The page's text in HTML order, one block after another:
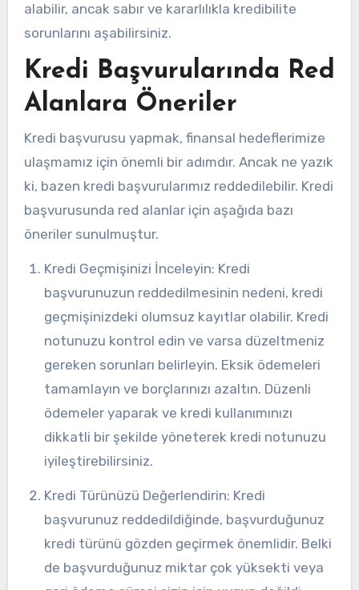
alabilir, ancak sabır ve kararlılıkla kredibilite
sorunlarını aşabilirsiniz.
Kredi Başvurularında Red
Alanlara Öneriler
Kredi başvurusu yapmak, finansal hedeflerimize
ulaşmamız için önemli bir adımdır. Ancak ne yazık
ki, bazen kredi başvurularımız reddedilebilir. Kredi
başvurusunda red alanlar için aşağıda bazı
öneriler sunulmuştur.
Kredi Geçmişinizi İnceleyin: Kredi
başvurunuzun reddedilmesinin nedeni, kredi
geçmişinizdeki olumsuz kayıtlar olabilir. Kredi
notunuzu kontrol edin ve varsa düzeltmeniz
gereken sorunları belirleyin. Eksik ödemeleri
tamamlayın ve borçlarınızı azaltın. Düzenli
ödemeler yaparak ve kredi kullanımınızı
dikkatli bir şekilde yöneterek kredi notunuzu
iyileştirebilirsiniz.
Kredi Türünüzü Değerlendirin: Kredi
başvurunuz reddedildiğinde, başvurduğunuz
kredi türünü gözden geçirmek önemlidir. Belki
de başvurduğunuz miktar çok yüksekti veya